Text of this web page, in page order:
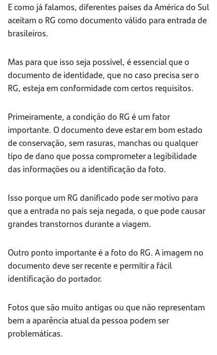
E como já falamos, diferentes países da América do Sul
aceitam o RG como documento válido para entrada de
brasileiros.
Mas para que isso seja possível, é essencial que o
documento de identidade, que no caso precisa ser o
RG, esteja em conformidade com certos requisitos.
Primeiramente, a condição do RG é um fator
importante. O documento deve estar em bom estado
de conservação, sem rasuras, manchas ou qualquer
tipo de dano que possa comprometer a legibilidade
das informações ou a identificação da foto.
Isso porque um RG danificado pode ser motivo para
que a entrada no país seja negada, o que pode causar
grandes transtornos durante a viagem.
Outro ponto importante é a foto do RG. A imagem no
documento deve ser recente e permitir a fácil
identificação do portador.
Fotos que são muito antigas ou que não representam
bem a aparência atual da pessoa podem ser
problemáticas.